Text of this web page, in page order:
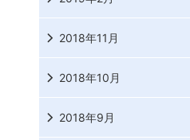
2018年11月
2018年10月
2018年9月